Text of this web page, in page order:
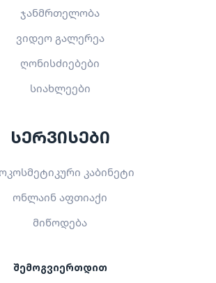
ჯანმრთელობა
ვიდეო გალერეა
ღონისძიებები
სიახლეები
სერვისები
კაბინეტი
ონლაინ აფთიაქი
მიწოდება
შემოგვიერთდით